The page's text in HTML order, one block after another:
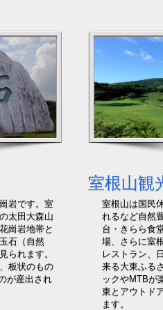
岩です。室
太田大森山
崗岩地帯と
石（自然
られます。
板状のもの
が産出され
室根山観
室根山は国民
れるなど自然
台・きらら食
場、さらに室
レストラン、
来る大東ふる
ックやMTBが
東とアウトド
ます。